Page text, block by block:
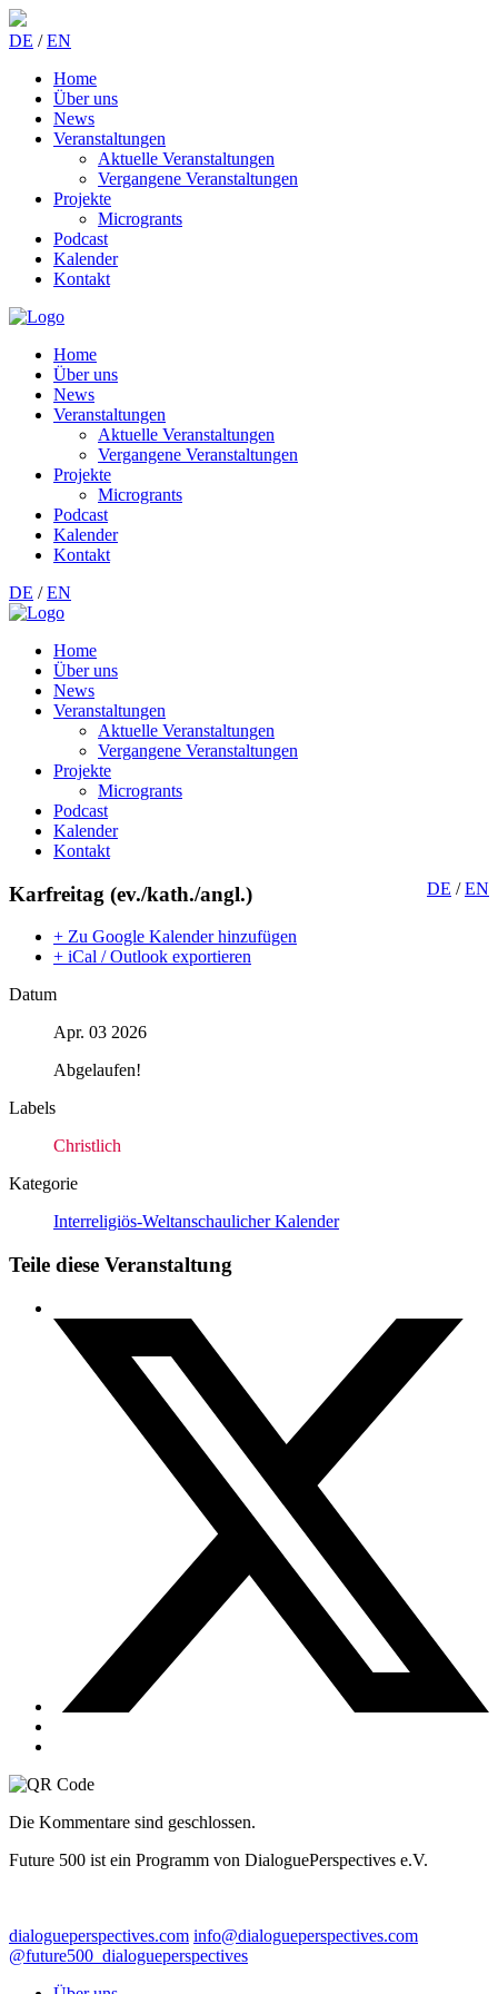
DE /EN
Home
Über uns
News
Veranstaltungen
Aktuelle Veranstaltungen
Vergangene Veranstaltungen
Projekte
Microgrants
Podcast
Kalender
Kontakt
Home
Über uns
News
Veranstaltungen
Aktuelle Veranstaltungen
Vergangene Veranstaltungen
Projekte
Microgrants
Podcast
Kalender
Kontakt
DE /EN
Home
Über uns
News
Veranstaltungen
Aktuelle Veranstaltungen
Vergangene Veranstaltungen
Projekte
Microgrants
Podcast
Kalender
Kontakt
DE /EN
Karfreitag (ev./kath./angl.)
+ Zu Google Kalender hinzufügen
+ iCal / Outlook exportieren
Datum
Apr. 03 2026
Abgelaufen!
Labels
Christlich
Kategorie
Interreligiös-Weltanschaulicher Kalender
Teile diese Veranstaltung
Die Kommentare sind geschlossen.
Future 500 ist ein Programm von DialoguePerspectives e.V.
dialogueperspectives.com info@dialogueperspectives.com
@future500_dialogueperspectives